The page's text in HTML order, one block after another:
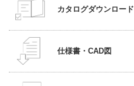
カタログダウンロード
仕様書・CAD図